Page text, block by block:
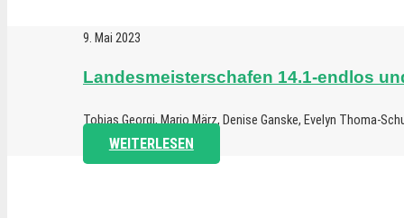
9. Mai 2023
Landesmeisterschafen 14.1-endlos
Tobias Georgi, Mario März, Denise Ganske, Evelyn Thoma-
WEITERLESEN